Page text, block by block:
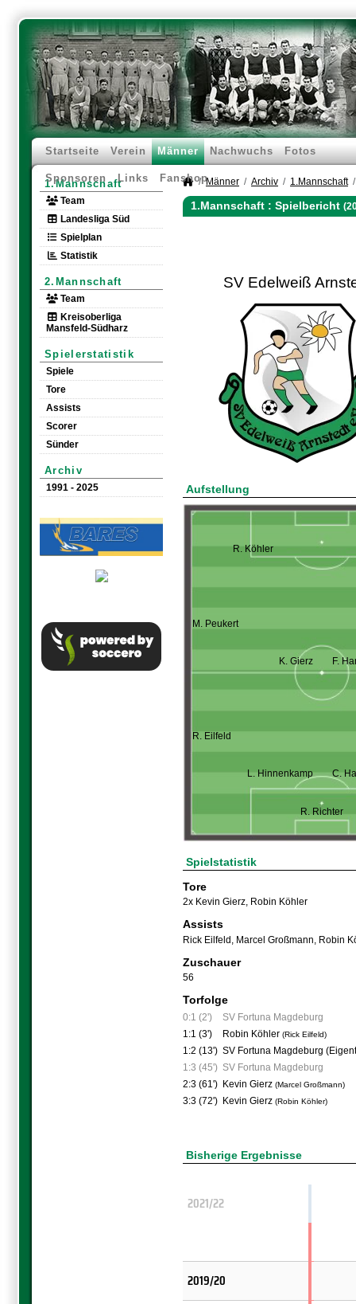
Startseite Verein Männer Nachwuchs Fotos
Sponsoren Links Fanshop
1.Mannschaft
Team
Landesliga Süd
Spielplan
Statistik
2.Mannschaft
Team
Kreisoberliga
Mansfeld-Südharz
Spielerstatistik
Spiele
Tore
Assists
Scorer
Sünder
Archiv
1991 - 2025
Männer Archiv 1.Mannschaft
1.Mannschaft : Spielbericht
SV Edelweiß
Aufstellung
R. Köhler
M. Peukert
K. Gierz F.
R. Eilfeld
L. Hinnenkamp C.
R. Richter
Spielstatistik
Tore
2x Kevin Gierz, Robin Köhler
Assists
Rick Eilfeld Marcel Großmann Robin
Zuschauer
56
Torfolge
0:1 (2')
SV Fortuna Magdeburg
1:1 (3')
Robin Köhler (Rick Eilfeld)
1:2 (13') SV Fortuna Magdeburg
1:3 (45') SV Fortuna Magdeburg
2:3 (61') Kevin Gierz (Marcel Großmann)
3:3 (72') Kevin Gierz (Robin Köhler)
Bisherige Ergebnisse
2021/22
2019/20